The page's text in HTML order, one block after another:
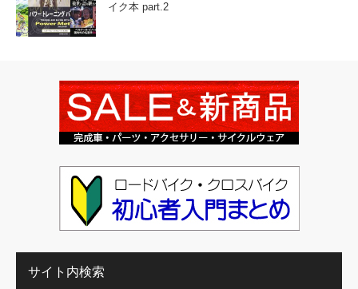
イク本 part.2
サイト内検索